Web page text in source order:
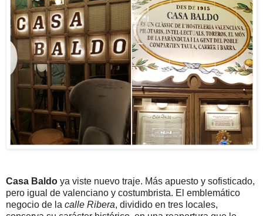
Casa Baldo ya viste nuevo traje. Más apuesto y sofisticado,
pero igual de valenciano y costumbrista. El emblemático
negocio de la calle Ribera, dividido en tres locales,